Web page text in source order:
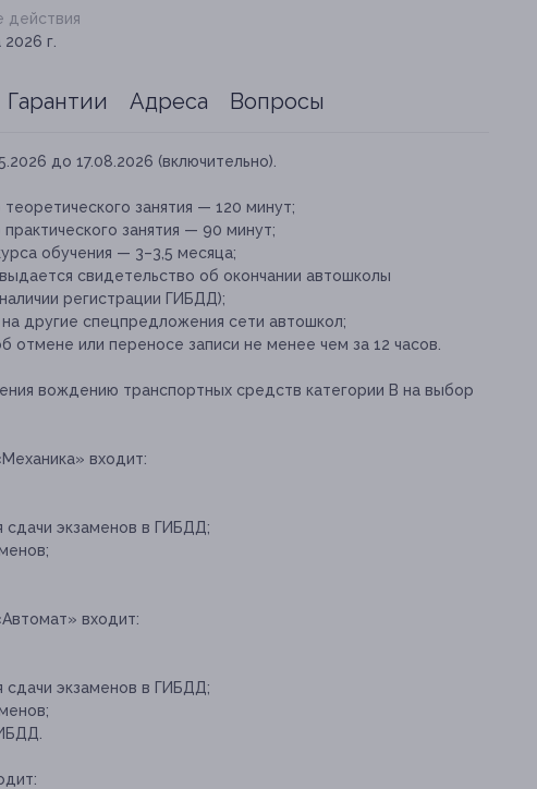
действия
2026 г.
Гарантии Адреса Вопросы
до 17.08.2026 (включительно).
занятия — 120 минут;
занятия — 90 минут;
обучения — 3–3,5 месяца;
свидетельство об окончании автошколы
регистрации ГИБДД);
другие спецпредложения сети автошкол;
или переносе записи не менее чем за 12 часов.
вождению транспортных средств категории В на выбор
входит:
экзаменов в ГИБДД;
входит:
экзаменов в ГИБДД;